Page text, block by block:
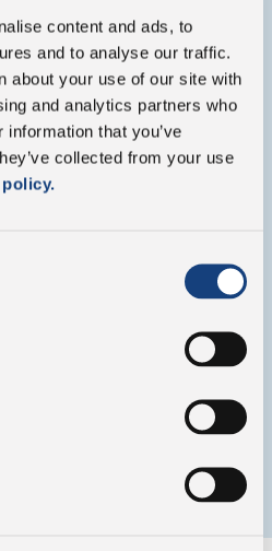
content and ads, to
and to analyse our traffic.
about your use of our site with
and analytics partners who
that you’ve
collected from your use